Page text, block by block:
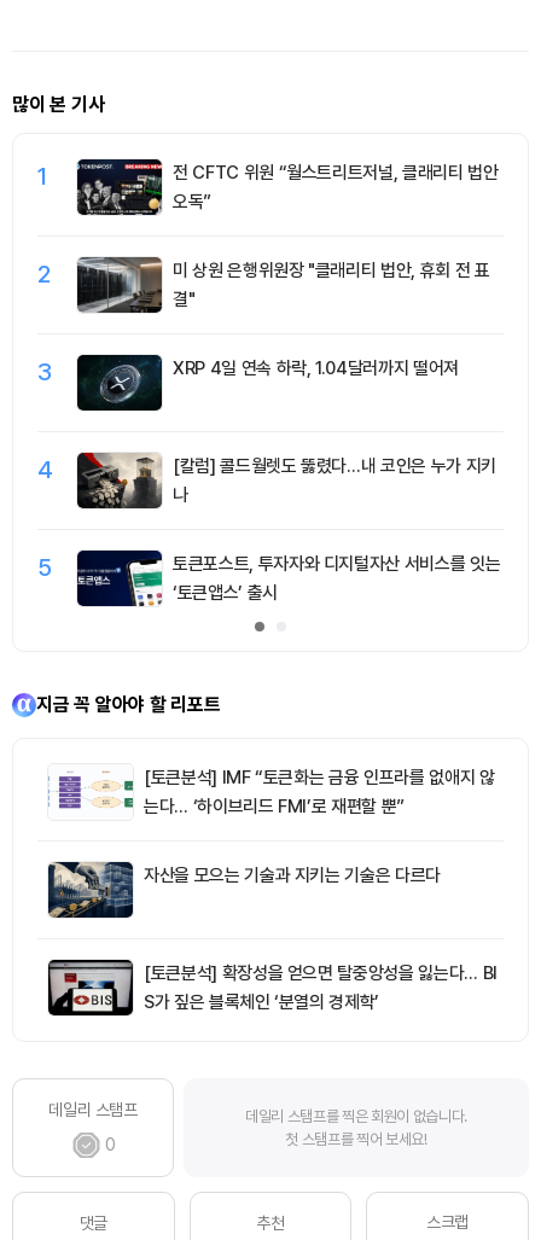
많이 본 기사
1
전 CFTC 위원 “월스트리트저널, 클래리티 법안
오독”
2
미 상원 은행위원장 "클래리티 법안, 휴회 전 표
결"
3 XRP 4일 연속 하락, 1.04달러까지 떨어져
4
[칼럼] 콜드월렛도 뚫렸다…내 코인은 누가 지키
나
5
토큰포스트, 투자자와 디지털자산 서비스를 잇는
‘토큰앱스’ 출시
지금 꼭 알아야 할 리포트
[토큰분석] IMF “토큰화는 금융 인프라를 없애지 않
는다… ‘하이브리드 FMI’로 재편할 뿐”
자산을 모으는 기술과 지키는 기술은 다르다
[토큰분석] 확장성을 얻으면 탈중앙성을 잃는다… BI
S가 짚은 블록체인 ‘분열의 경제학’
데일리 스탬프
0
데일리 스탬프를 찍은 회원이 없습니다.
첫 스탬프를 찍어 보세요!
댓글
추천
스크랩